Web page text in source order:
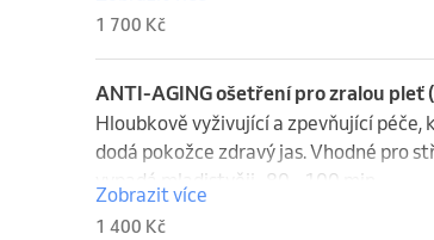
zanechá pokožku hebkou a jemnou.
Výsledek? Pleť je viditelně svěžejší,
vás. - 120 min.
1 700 Kč
ANTI-AGING ošetření pro zralou pleť
Hloubkově vyživující a zpevňující
dodá pokožce zdravý jas. Vhodné pro
vypadá mladistvěji.  80 - 100 min.
Zobrazit více
1 400 Kč